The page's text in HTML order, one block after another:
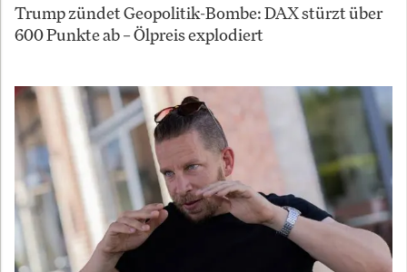
Trump zündet Geopolitik-Bombe: DAX stürzt über
600 Punkte ab – Ölpreis explodiert